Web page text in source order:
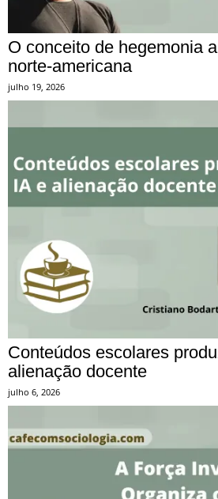
O conceito de hegemonia
norte-americana
julho 19, 2026
Conteúdos escolares
alienação docente
julho 6, 2026